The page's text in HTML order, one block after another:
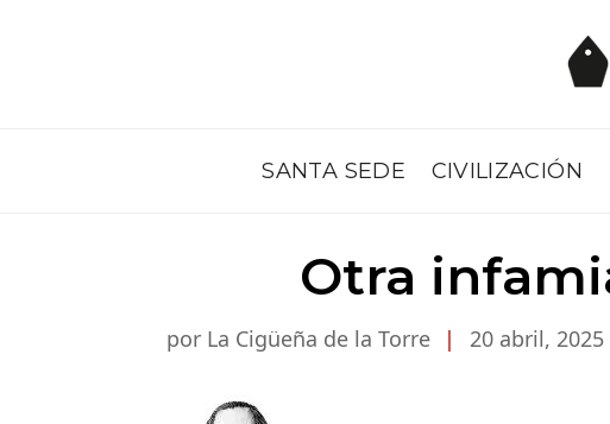
SANTA SEDE CIVILIZACIÓN
Otra
por La Cigüeña de la Torre | 20 abril, 2025